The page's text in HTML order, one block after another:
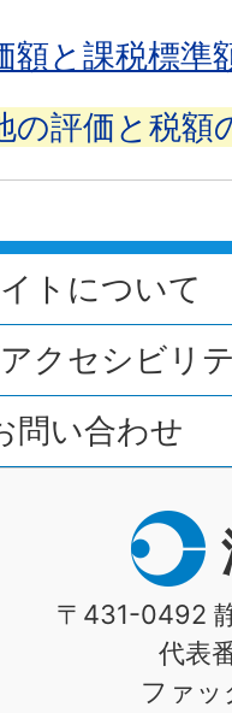
額と課税標準
の評価と税額
トについて
クセシビリ
問い合わせ
〒431-0492
代表
ファ